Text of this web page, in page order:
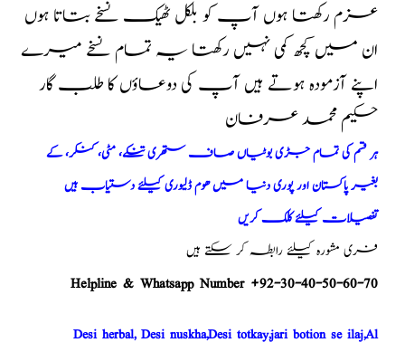
عزم رکھتا ہوں آپ کو بلکل ٹھیک نسخے بتاتا ہوں
ان میں کچھ کمی نہیں رکھتا یہ تمام نسخے میرے
اپنے آزمودہ ہوتے ہیں آپ کی دوعاؤں کا طلب گار
حکیم محمد عرفان
ہر قسم کی تمام جڑی بوٹیاں صاف ستھری تنکے، مٹی، کنکر، کے
بغیر پاکستان اور پوری دنیا میں ھوم ڈلیوری کیلئے دستیاب ہیں
تفصیلات کیلئے کلک کریں
فری مشورہ کیلئے رابطہ کر سکتے ہیں
Helpline & Whatsapp Number +92-30-40-50-60-70
Desi herbal, Desi nuskha,Desi totkay,jari botion se ilaj,Al